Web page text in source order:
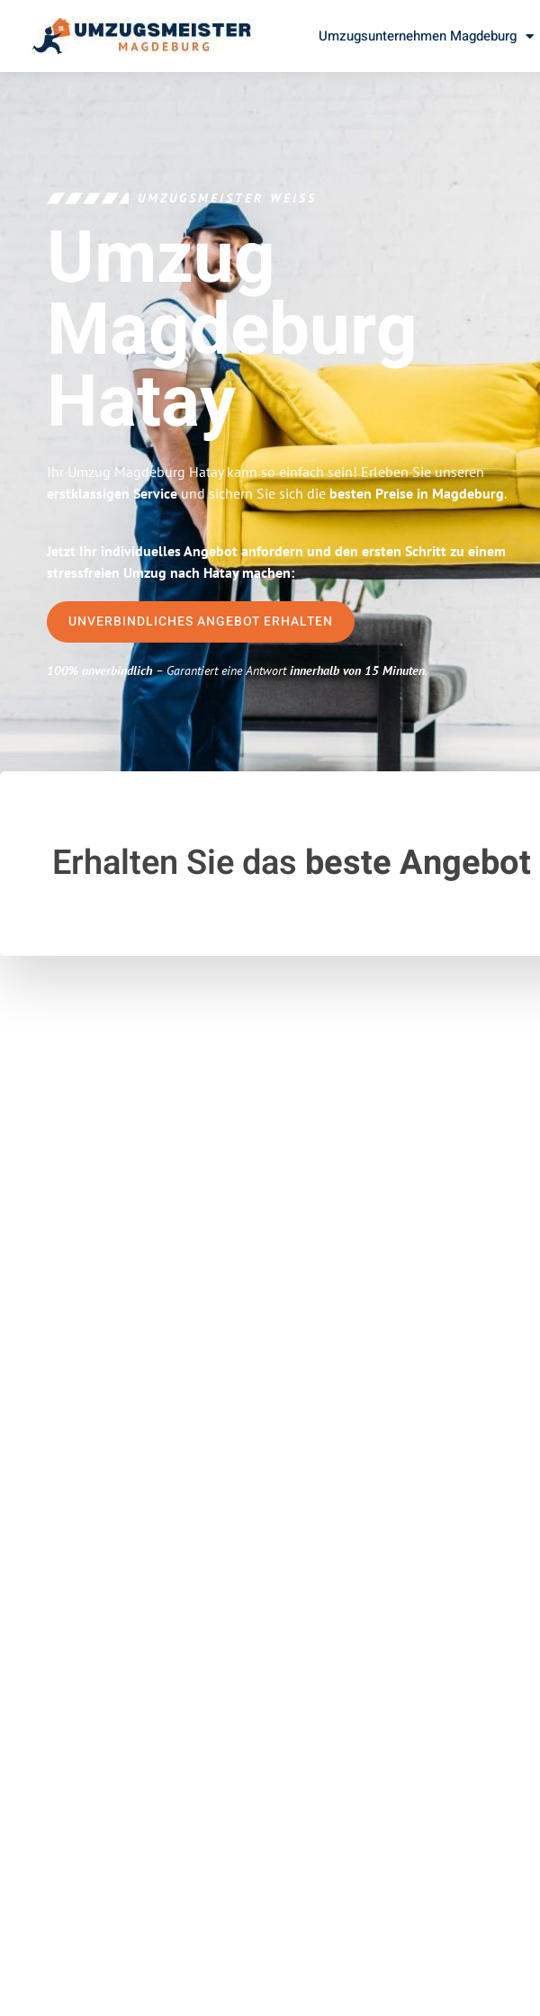
Umzugsunternehmen Magdeburg
UMZUGSMEISTER WEISS
Umzug
Magdeburg
Hatay
Ihr Umzug Magdeburg Hatay kann so einfach sein! Erleben Sie unseren
erstklassigen Serviceund sichern Sie sich die besten Preise in Magdeburg.
Jetzt Ihr individuelles Angebot anfordern und den ersten Schritt zu einem
stressfreien Umzug nach Hatay machen:
UNVERBINDLICHES ANGEBOT ERHALTEN
100% unverbindlich– Garantiert eine Antwortinnerhalb von 15 Minuten.
Erhalten Sie das beste Angebot